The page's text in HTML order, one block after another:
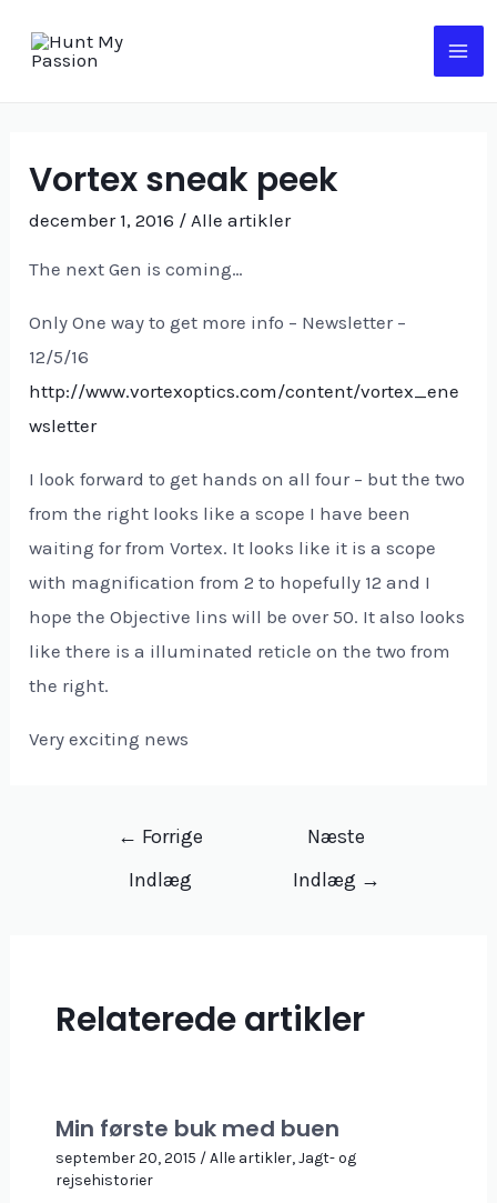
Vortex sneak peek
december 1, 2016 /Alle artikler
The next Gen is coming…
Only One way to get more info – Newsletter –
12/5/16
http://www.vortexoptics.com/content/vortex_ene
wsletter
I look forward to get hands on all four – but the two
from the right looks like a scope I have been
waiting for from Vortex. It looks like it is a scope
with magnification from 2 to hopefully 12 and I
hope the Objective lins will be over 50. It also looks
like there is a illuminated reticle on the two from
the right.
Very exciting news
Indlægsnavigation
← Forrige
Indlæg
Næste
Indlæg →
Relaterede artikler
Min første buk med buen
september 20, 2015 /Alle artikler,Jagt- og
rejsehistorier